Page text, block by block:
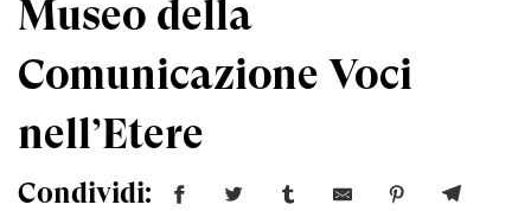
Museo della
Comunicazione Voci
nell’Etere
Condividi: